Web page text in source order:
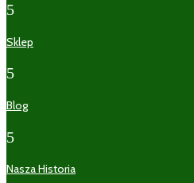
5
Sklep
5
Blog
5
Nasza Historia